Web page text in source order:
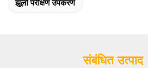
झूलों परीक्षण उपकरण
संबंधित उत्पाद